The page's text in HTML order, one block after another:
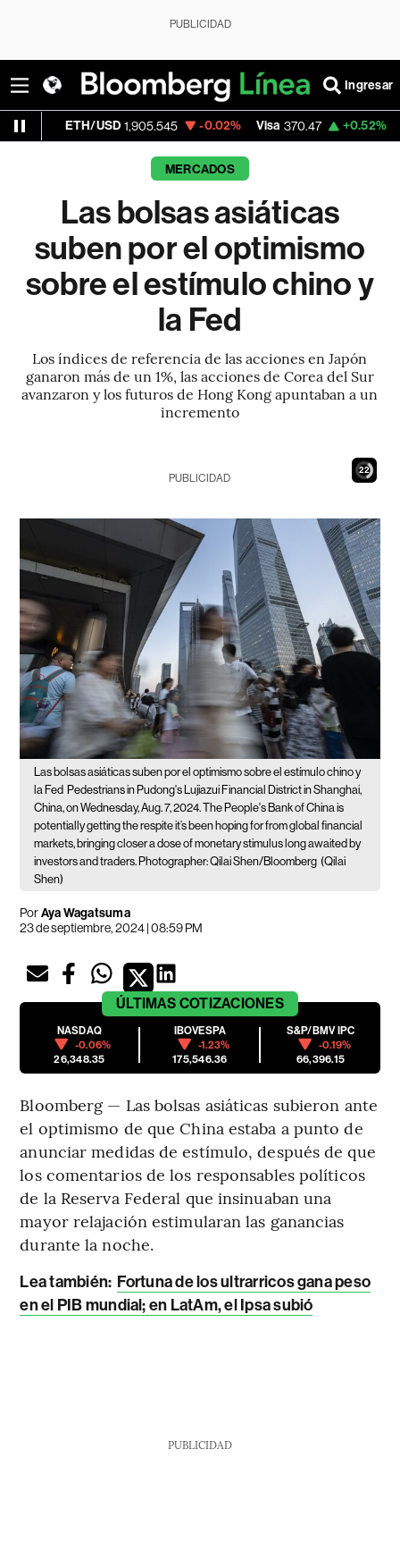
PUBLICIDAD
Ingresar
1,905.545 -0.02% Visa 370.47 +0.52% MercadoLibre
MERCADOS
Las bolsas asiáticas
suben por el optimismo
sobre el estímulo chino y
la Fed
Los índices de referencia de las acciones en Japón
ganaron más de un 1%, las acciones de Corea del Sur
avanzaron y los futuros de Hong Kong apuntaban a un
incremento
21
PUBLICIDAD
Las bolsas asiáticas suben por el optimismo sobre el estímulo chino y
la Fed Pedestrians in Pudong's Lujiazui Financial District in Shanghai,
China, on Wednesday, Aug. 7, 2024. The People's Bank of China is
potentially getting the respite it’s been hoping for from global financial
markets, bringing closer a dose of monetary stimulus long awaited by
investors and traders. Photographer: Qilai Shen/Bloomberg (Qilai
Shen)
PorAya Wagatsuma
23 de septiembre, 2024 | 08:59 PM
ÚLTIMAS COTIZACIONES
NASDAQ
-0.06%
26,348.35
IBOVESPA
-1.23%
175,546.36
S&P/BMV IPC
-0.19%
66,396.15
Bloomberg — Las bolsas asiáticas subieron ante
el optimismo de que China estaba a punto de
anunciar medidas de estímulo, después de que
los comentarios de los responsables políticos
de la Reserva Federal que insinuaban una
mayor relajación estimularan las ganancias
durante la noche.
Lea también: Fortuna de los ultrarricos gana peso
en el PIB mundial; en LatAm, el Ipsa subió
PUBLICIDAD